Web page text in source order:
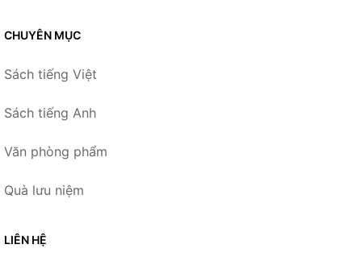
CHUYÊN MỤC
Sách tiếng Việt
Sách tiếng Anh
Văn phòng phẩm
Quà lưu niệm
LIÊN HỆ